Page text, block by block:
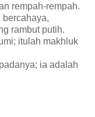
rempah-rempah.
rambut putih.
itulah makhluk
ia adalah